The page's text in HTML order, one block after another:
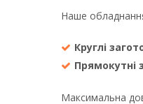
Наше
Круглі
Прямокутні
Максимальна